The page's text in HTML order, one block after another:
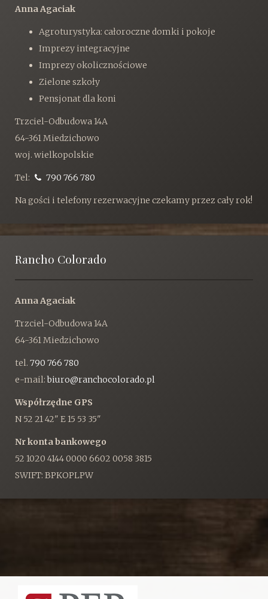
Anna Agaciak
Agroturystyka: całoroczne domki i pokoje
Imprezy integracyjne
Imprezy okolicznościowe
Zielone szkoły
Pensjonat dla koni
Trzciel-Odbudowa 14A
64-361 Miedzichowo
woj. wielkopolskie
Tel: 790 766 780
Na gości i telefony rezerwacyjne czekamy przez cały rok!
Rancho Colorado
Anna Agaciak
Trzciel-Odbudowa 14A
64-361 Miedzichowo
tel. 790 766 780
e-mail:biuro@ranchocolorado.pl
Współrzędne GPS
N 52 21 42" E 15 53 35"
Nr konta bankowego
52 1020 4144 0000 6602 0058 3815
SWIFT: BPKOPLPW